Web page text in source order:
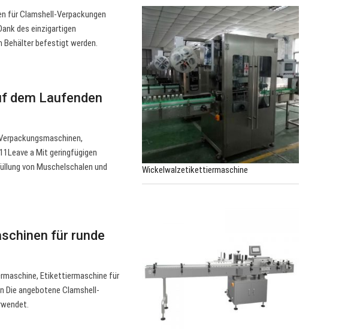
für Clamshell-Verpackungen
des einzigartigen
Behälter befestigt werden.
dem Laufenden
a Mit geringfügigen
von Muschelschalen und
für runde
Etikettiermaschine für
Die angebotene Clamshell-
Wickelwalzetikettiermaschine